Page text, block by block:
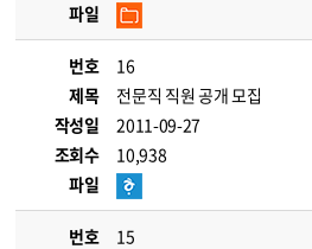
파일
번호
16
제목
전문직 직원 공개 모집
작성일
2011-09-27
조회수
10,938
파일
번호
15